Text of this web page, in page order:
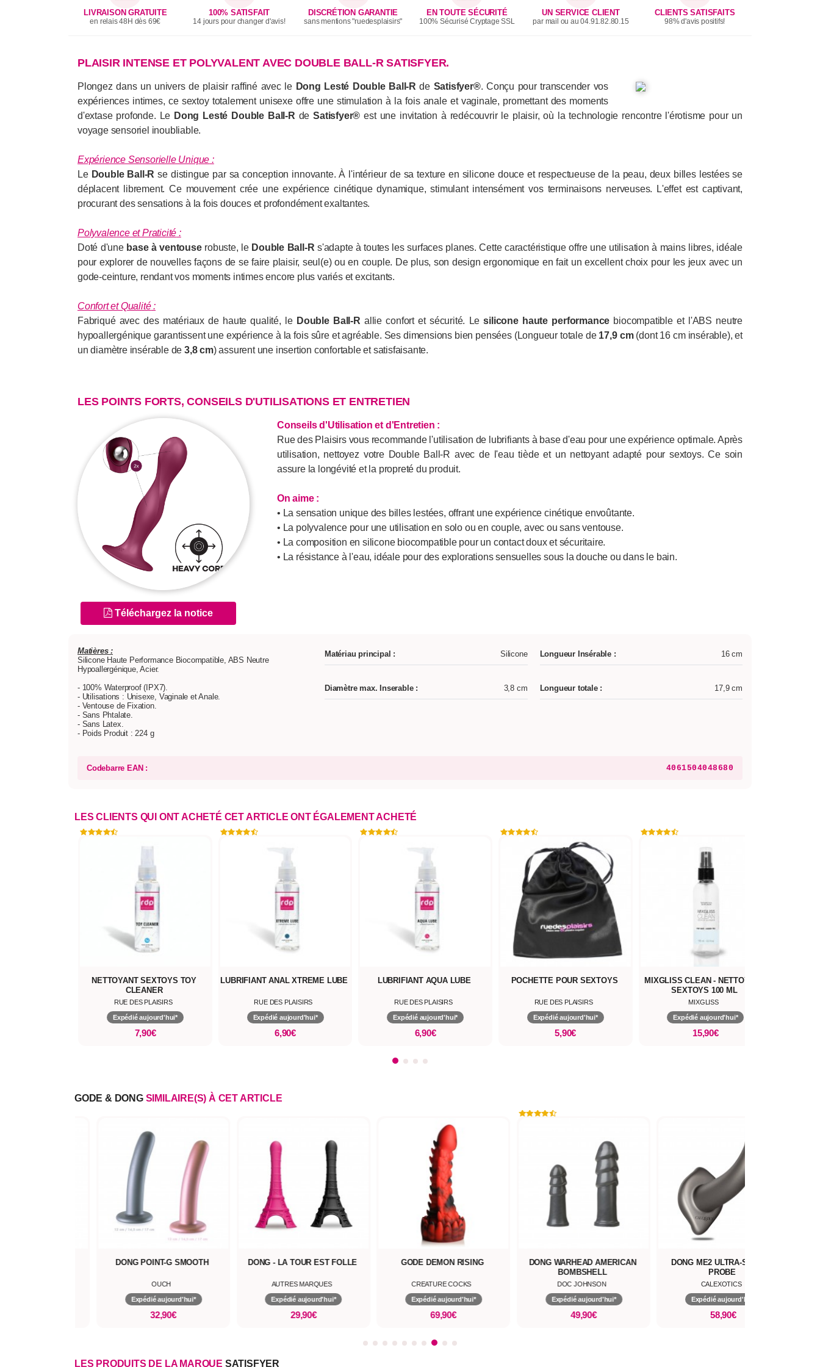
LIVRAISON GRATUITE
en relais 48H dès 69€
100% SATISFAIT
14 jours pour changer d'avis!
DISCRÉTION GARANTIE
sans mentions "ruedesplaisirs"
EN TOUTE SÉCURITÉ
100% Sécurisé Cryptage SSL
UN SERVICE CLIENT
par mail ou au 04.91.82.80.15
CLIENTS SATISFAITS
98% d'avis positifs!
PLAISIR INTENSE ET POLYVALENT AVEC DOUBLE BALL-R SATISFYER.
Plongez dans un univers de plaisir raffiné avec le Dong Lesté Double Ball-R de Satisfyer®. Conçu pour transcender vos
expériences intimes, ce sextoy totalement unisexe offre une stimulation à la fois anale et vaginale, promettant des moments
d'extase profonde. Le Dong Lesté Double Ball-R deSatisfyer® est une invitation à redécouvrir le plaisir, où la technologie rencontre l'érotisme pour un
voyage sensoriel inoubliable.
Expérience Sensorielle Unique :
Le Double Ball-R se distingue par sa conception innovante. À l'intérieur de sa texture en silicone douce et respectueuse de la peau, deux billes lestées se
déplacent librement. Ce mouvement crée une expérience cinétique dynamique, stimulant intensément vos terminaisons nerveuses. L'effet est captivant,
procurant des sensations à la fois douces et profondément exaltantes.
Polyvalence et Praticité :
Doté d'une base à ventouserobuste, le Double Ball-R s'adapte à toutes les surfaces planes. Cette caractéristique offre une utilisation à mains libres, idéale
pour explorer de nouvelles façons de se faire plaisir, seul(e) ou en couple. De plus, son design ergonomique en fait un excellent choix pour les jeux avec un
gode-ceinture, rendant vos moments intimes encore plus variés et excitants.
Confort et Qualité:
Fabriqué avec des matériaux de haute qualité, le Double Ball-R allie confort et sécurité. Lesilicone haute performance biocompatible et l'ABS neutre
hypoallergénique garantissent une expérience à la fois sûre et agréable. Ses dimensions bien pensées (Longueur totale de 17,9 cm(dont 16 cm insérable), et
un diamètre insérable de3,8 cm) assurent une insertion confortable et satisfaisante.
LES POINTS FORTS, CONSEILS D'UTILISATIONS ET ENTRETIEN
Conseils d'Utilisation et d'Entretien :
Rue des Plaisirs vous recommande l'utilisation de lubrifiants à base d'eau pour une expérience optimale. Après
utilisation, nettoyez votre Double Ball-R avec de l'eau tiède et un nettoyant adapté pour sextoys. Ce soin
assure la longévité et la propreté du produit.
On aime :
• La sensation unique des billes lestées, offrant une expérience cinétique envoûtante.
• La polyvalence pour une utilisation en solo ou en couple, avec ou sans ventouse.
• La composition en silicone biocompatible pour un contact doux et sécuritaire.
• La résistance à l'eau, idéale pour des explorations sensuelles sous la douche ou dans le bain.
Téléchargez la notice
Matières :
Silicone Haute Performance Biocompatible, ABS Neutre
Hypoallergénique, Acier.
- 100% Waterproof (IPX7).
- Utilisations : Unisexe, Vaginale et Anale.
- Ventouse de Fixation.
- Sans Phtalate.
- Sans Latex.
- Poids Produit : 224 g
Matériau principal : Silicone Longueur Insérable : 16 cm
Diamètre max. Inserable : 3,8 cm Longueur totale : 17,9 cm
Codebarre EAN : 4061504048680
LES CLIENTS QUI ONT ACHETÉ CET ARTICLE ONT ÉGALEMENT ACHETÉ
NETTOYANT SEXTOYS TOY
CLEANER
RUE DES PLAISIRS
Expédié aujourd'hui*
7,90€
LUBRIFIANT ANAL XTREME LUBE
RUE DES PLAISIRS
Expédié aujourd'hui*
6,90€
LUBRIFIANT AQUA LUBE
RUE DES PLAISIRS
Expédié aujourd'hui*
6,90€
POCHETTE POUR SEXTOYS
RUE DES PLAISIRS
Expédié aujourd'hui*
5,90€
MIXGLISS CLEAN - NETTOYANT
SEXTOYS 100 ML
MIXGLISS
Expédié aujourd'hui*
15,90€
GODE & DONGSIMILAIRE(S) À CET ARTICLE
DONG POINT-G SMOOTH
OUCH
Expédié aujourd'hui*
32,90€
DONG - LA TOUR EST FOLLE
AUTRES MARQUES
Expédié aujourd'hui*
29,90€
GODE DEMON RISING
CREATURE COCKS
Expédié aujourd'hui*
69,90€
DONG WARHEAD AMERICAN
BOMBSHELL
DOC JOHNSON
Expédié aujourd'hui*
49,90€
DONG ME2 ULTRA-SOFT G-
PROBE
CALEXOTICS
Expédié aujourd'hui*
58,90€
LES PRODUITS DE LA MARQUE SATISFYER